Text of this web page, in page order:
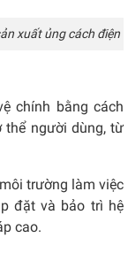
xuất ủng cách điện
chính bằng cách
người dùng, từ
trường làm việc
đặt và bảo trì hệ
cao.